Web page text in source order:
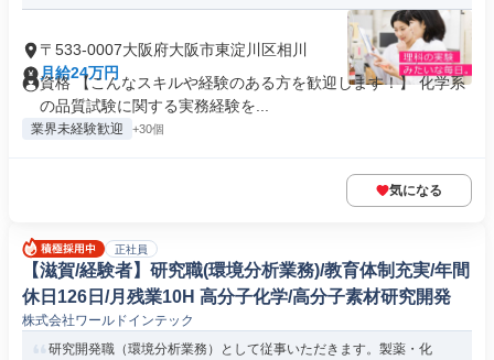
〒533-0007大阪府大阪市東淀川区相川
月給24万円
資格 【こんなスキルや経験のある方を歓迎します！】 化学系
の品質試験に関する実務経験を...
業界未経験歓迎 +30個
気になる
正社員
【滋賀/経験者】研究職(環境分析業務)/教育体制充実/年間
休日126日/月残業10H 高分子化学/高分子素材研究開発
株式会社ワールドインテック
研究開発職（環境分析業務）として従事いただきます。製薬・化